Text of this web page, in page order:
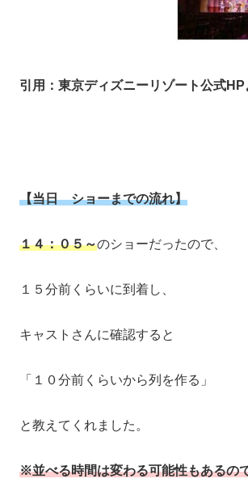
引用：東京ディズニーリゾート公式HP
【当日 ショーまでの流れ】
１４：０５～のショーだったので、
１５分前くらいに到着し、
キャストさんに確認すると
「１０分前くらいから列を作る」
と教えてくれました。
※並べる時間は変わる可能性もあるの